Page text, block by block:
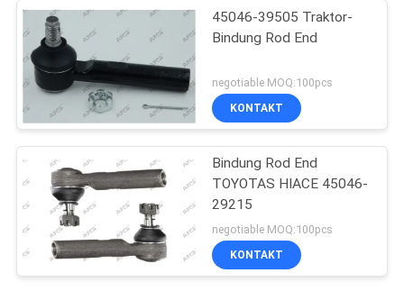
45046-39505 Traktor-
Bindung Rod End
negotiable MOQ:100pcs
KONTAKT
Bindung Rod End
TOYOTAS HIACE 45046-
29215
negotiable MOQ:100pcs
KONTAKT